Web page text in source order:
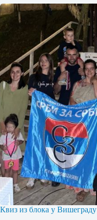
Квиз из блока у Вишеграду